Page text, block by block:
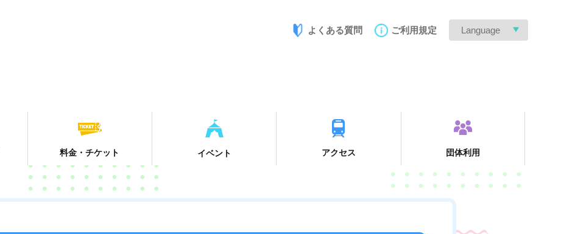
よくある質問 ご利用規定 Language
料金・チケット イベント アクセス 団体利用